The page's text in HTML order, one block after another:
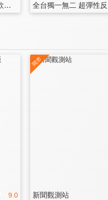
用輪椅飛舞的女孩 何欣茹的傳奇故事 第143集
9.0 新聞觀測站